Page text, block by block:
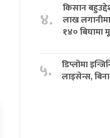
४.
किसान
लाख
१४० बिघामा
५.
डिप्लोमा
लाइसेन्स,